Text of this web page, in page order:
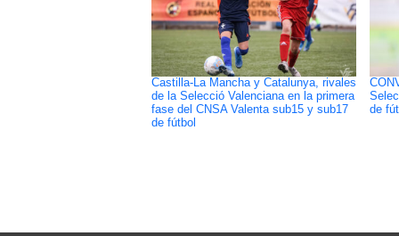
Castilla-La Mancha y Catalunya, rivales
de la Selecció Valenciana en la primera
fase del CNSA Valenta sub15 y sub17
de fútbol
de